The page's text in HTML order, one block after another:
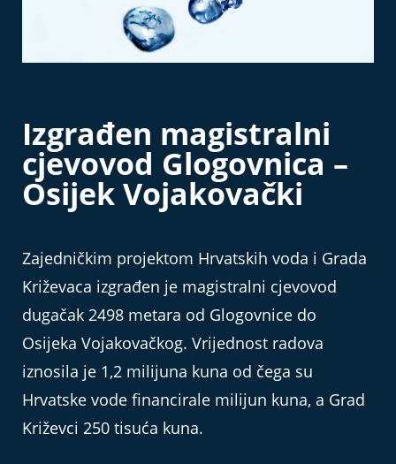
Izgrađen magistralni
cjevovod Glogovnica –
Osijek Vojakovački
Zajedničkim projektom Hrvatskih voda i Grada
Križevaca izgrađen je magistralni cjevovod
dugačak 2498 metara od Glogovnice do
Osijeka Vojakovačkog. Vrijednost radova
iznosila je 1,2 milijuna kuna od čega su
Hrvatske vode financirale milijun kuna, a Grad
Križevci 250 tisuća kuna.